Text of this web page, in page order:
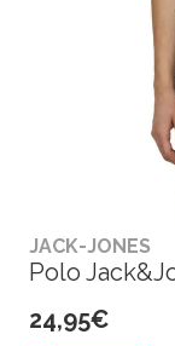
JACK-JONES
Polo
24,95€